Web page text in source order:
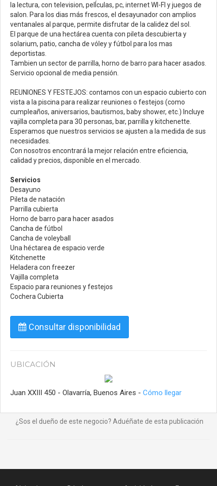
la lectura, con television, pelÍculas, pc, internet WI-FI y juegos de
salon. Para los dias más frescos, el desayunador con amplios
ventanales al parque, permite disfrutar de la calidez del sol.
El parque de una hectárea cuenta con pileta descubierta y
solarium, patio, cancha de vóley y fútbol para los mas
deportistas.
Tambien un sector de parrilla, horno de barro para hacer asados.
Servicio opcional de media pensión.
REUNIONES Y FESTEJOS: contamos con un espacio cubierto con
vista a la piscina para realizar reuniones o festejos (como
cumpleaños, aniversarios, bautismos, baby shower, etc.) Incluye
vajilla completa para 30 personas, bar, parrilla y kitchenette.
Esperamos que nuestros servicios se ajusten a la medida de sus
necesidades.
Con nosotros encontrará la mejor relación entre eficiencia,
calidad y precios, disponible en el mercado.
Servicios
Desayuno
Pileta de natación
Parrilla cubierta
Horno de barro para hacer asados
Cancha de fútbol
Cancha de voleyball
Una héctarea de espacio verde
Kitchenette
Heladera con freezer
Vajilla completa
Espacio para reuniones y festejos
Cochera Cubierta
Consultar disponibilidad
UBICACIÓN
Juan XXIII 450 - Olavarría, Buenos Aires - Cómo llegar
¿Sos el dueño de este negocio? Aduéñate de esta publicación